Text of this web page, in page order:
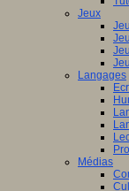
Jeux
Langages
Médias